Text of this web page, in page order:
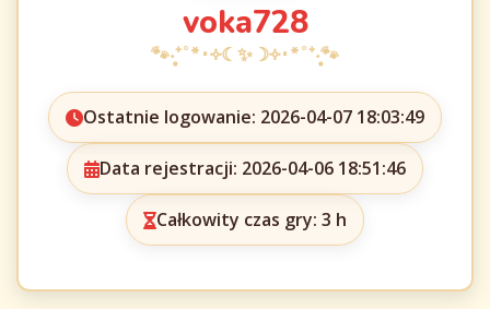
voka728
Ostatnie logowanie: 2026-04-07 18:03:49
Data rejestracji: 2026-04-06 18:51:46
Całkowity czas gry: 3 h